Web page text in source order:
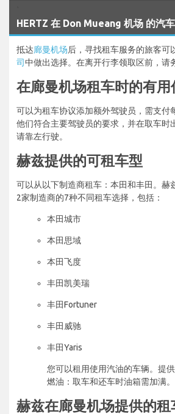
HERTZ 在 Don Mueang 机场 的汽
抵达廊曼机场后，寻找租车服务的旅客可
司中做出选择。在离开行李领取区前，请
在廊曼机场租车时的有用
可以为租车协议添加额外驾驶员，需支付
他们符合主要驾驶员的要求，并在取车时
请靠左行驶。
赫兹提供的可租车型
可以从以下制造商租车：本田和丰田。赫
2家制造商的7种不同租车选择，包括：
本田城市
本田思域
本田飞度
丰田凯美瑞
丰田Fortuner
丰田威驰
丰田Yaris
您可以租用使用汽油的车辆。提
燃油：取车和还车时油箱需加满
赫兹在廊曼机场提供的租